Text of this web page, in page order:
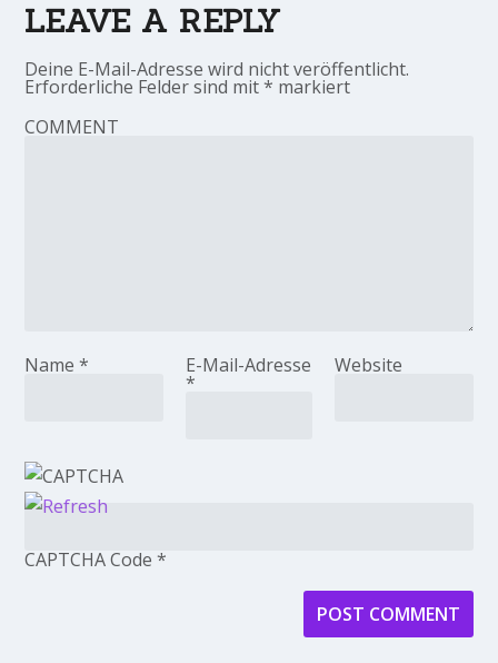
LEAVE A REPLY
Deine E-Mail-Adresse wird nicht veröffentlicht.
Erforderliche Felder sind mit* markiert
COMMENT
Name* E-Mail-Adresse
*
Website
CAPTCHA Code *